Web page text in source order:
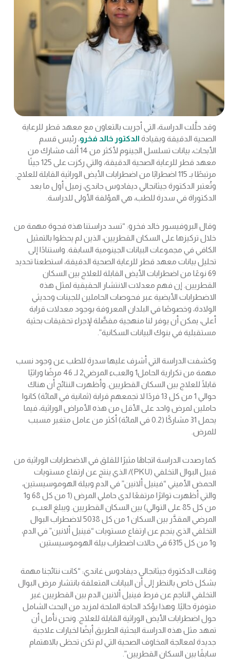
وقد حلَّلت الدراسة، التي أجريت بالتعاون مع معهد قطر للرعاية
الصحية الدقيقة وبقيادة الدكتور خالد فخرو، رئيس قسم
الأبحاث، بيانات تسلسل الجينوم لأكثر من 14 ألف مشارك من
معهد قطر للرعاية الصحية الدقيقة، والتي ركزت على 125 جينًا
مرتبطًا بـ 115 اضطرابًا من اضطرابات الأيض الوراثية القابلة للعلاج.
وتُعتبر الدكتورة جيثانجالي ديفادوس جاندي، زميل أول ما بعد
الدكتوراة في سدرة للطب، هي المؤلفة الأولى للدراسة.
وقال البروفيسور خالد فخرو: “تسد دراستنا هذه فجوة مهمة من
خلال تركيزها على السكان القطريين، الذين لم يحظوا بالتمثيل
الكافي في مجموعات البيانات الجينومية السابقة. واستنادًا إلى
تحليل بيانات معهد قطر للرعاية الصحية الدقيقة، استطعنا تحديد
69 نوعًا من اضطرابات الأيض القابلة للعلاج بين السكان
القطريين. إن فهم معدلات الانتشار الحقيقية لمثل هذه
الاضطرابات الأيضية عبر فحوصات الحاملين للجينات وحديثي
الولادة، وخصوصًا في البلدان المعروفة بوجود معدلات قرابة
أعلى، يمكن أن يوفر لنا منهجية مفصَّلة لإجراء تحقيقات بحثية
مستقبلية في بنوك البيانات السكانية”.
وكشفت الدراسة التي أشرف عليها سدرة للطب عن وجود نسب
مهمة من تكرارية الحامل1 والعبء المرضي2 لـ 46 مرضًا وراثيًا
قابلًا للعلاج بين السكان القطريين. وأظهرت النتائج أن هناك
حوالي 1 من كل 13 فردًا لا تجمعهم قرابة (ثمانية في المائة) كانوا
حاملين لمرض واحد على الأقل من هذه الأمراض الوراثية، فيما
يحمل 31 مشاركًا (0.2 في المائة) أكثر من عامل متغير مسبب
للمرض.
كما رصدت الدراسة اتجاهًا مثيرًا للقلق في الاضطرابات الوراثية من
قبيل البوال التخلفي (PKU)/ الذي ينتج عن ارتفاع مستويات
الحمض الأميني “فينيل ألانين” في الدم وبيلة ​​الهوموسيستين،
والتي أظهرت تواترًا مرتفعًا لدى حاملي المرض (1 من كل 68 و1
من كل 85 على التوالي) بين السكان القطريين. ويبلغ العبء
المرضي المقدَّر بين السكان 1 من كل 5038 لاضطراب البوال
التخلفي الذي ينجم عن ارتفاع مستويات “فينيل ألانين” في الدم،
و1 من كل 6315 في حالات اضطراب بيلة الهوموسيستين
وقالت الدكتورة جيثانجالي ديفادوس غاندي: “كانت نتائجنا مهمة
بشكل خاص بالنظر إلى أن البيانات المتعلقة بانتشار مرض البوال
التخلفي الناجم عن فرط فينيل ألانين الدم بين القطريين غير
متوفرة حاليًا. وهذا يؤكد الحاجة الملحة لمزيد من البحث الشامل
حول اضطرابات الأيض الوراثية القابلة للعلاج. ونحن نأمل أن
تمهد مثل هذه الدراسة البحثية الطريق أيضًا لخيارات علاجية
جديدة لمعالجة المخاوف الصحية التي لم تكن تحظى بالاهتمام
سابقًا بين السكان القطريين”.